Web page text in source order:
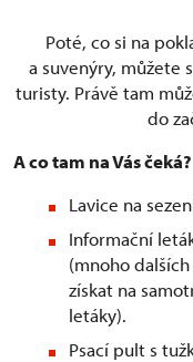
Poté, co si na
a suvenýry, můžete
turisty. Právě tam
do
A co tam na Vás čeká?
Lavice na
Informační
(mnoho
získat na
letáky).
Psací pult s